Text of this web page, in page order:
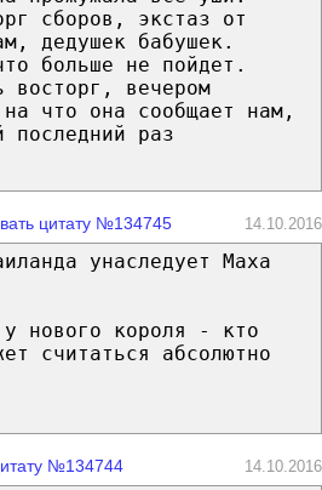
сборов, экстаз от
дедушек бабушек.
больше не пойдет.
восторг, вечером
что она сообщает нам,
последний раз
цитату №134745 14.10.2016
унаследует Маха
нового короля - кто
считаться абсолютно
№134744 14.10.2016